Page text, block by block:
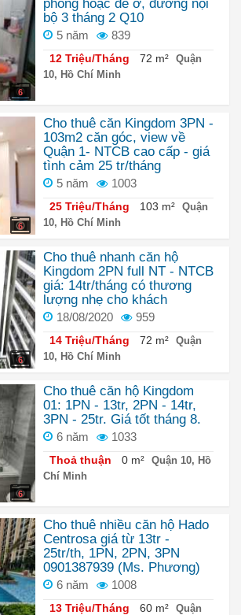
6
phòng hoặc để ở, đường nội
bộ 3 tháng 2 Q10
5 năm 839
12 Triệu/Tháng 72 m²
Quận
10, Hồ Chí Minh
6
Cho thuê căn Kingdom 3PN -
103m2 căn góc, view về
Quận 1- NTCB cao cấp - giá
tình cảm 25 tr/tháng
5 năm 1003
25 Triệu/Tháng 103 m²
Quận
10, Hồ Chí Minh
6
Cho thuê nhanh căn hộ
Kingdom 2PN full NT - NTCB
giá: 14tr/tháng có thương
lượng nhẹ cho khách
18/08/2020 959
14 Triệu/Tháng 72 m²
Quận
10, Hồ Chí Minh
6
Cho thuê căn hộ Kingdom
01: 1PN - 13tr, 2PN - 14tr,
3PN - 25tr. Giá tốt tháng 8.
6 năm 1033
Thoả thuận 0 m²
Quận 10, Hồ
Chí Minh
Cho thuê nhiều căn hộ Hado
Centrosa giá từ 13tr -
25tr/th, 1PN, 2PN, 3PN
0901387939 (Ms. Phương)
6 năm 1008
13 Triệu/Tháng 60 m²
Quận